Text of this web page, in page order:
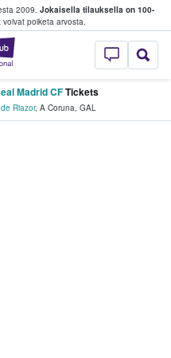
2009. Jokaisella tilauksella on 100-
voivat poiketa arvosta.
StubHub -
lippuja
Madrid CFTickets
Riazor, A Coruna, GAL